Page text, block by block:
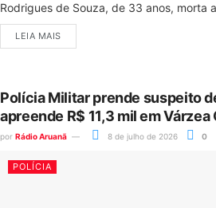
Rodrigues de Souza, de 33 anos, morta
LEIA MAIS
Polícia Militar prende suspeito
apreende R$ 11,3 mil em Várzea
por Rádio Aruanã 8 de julho de 2026 0
POLÍCIA